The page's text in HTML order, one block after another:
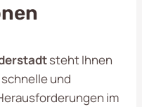
steht Ihnen
und
im